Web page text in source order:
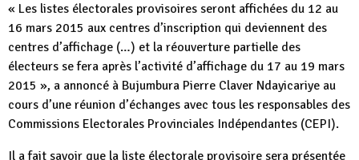
« Les listes électorales provisoires seront affichées du 12 au
16 mars 2015 aux centres d’inscription qui deviennent des
centres d’affichage (…) et la réouverture partielle des
électeurs se fera après l’activité d’affichage du 17 au 19 mars
2015 », a annoncé à Bujumbura Pierre Claver Ndayicariye au
cours d’une réunion d’échanges avec tous les responsables des
Commissions Electorales Provinciales Indépendantes (CEPI).
Il a fait savoir que la liste électorale provisoire sera présentée